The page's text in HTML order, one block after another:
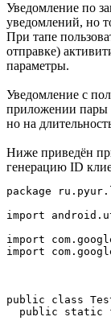
Уведомление по
уведомлений, но
При тапе
отправке)
параметры.
Уведомление с
приложении пары
но на
Ниже приведён
генерацию ID
package
import
import
import
public class
public static